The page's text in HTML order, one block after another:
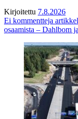
Kirjoitettu 7.8.2026
Ei kommentteja
osaamista – Dahlbom